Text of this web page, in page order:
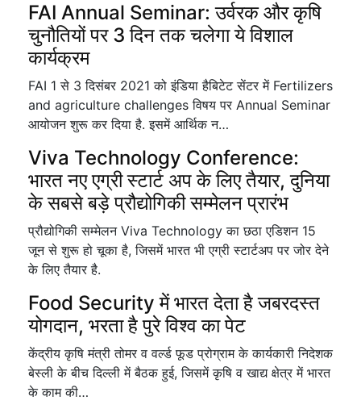
FAI Annual Seminar: उर्वरक और कृषि
चुनौतियों पर 3 दिन तक चलेगा ये विशाल
कार्यक्रम
FAI 1 से 3 दिसंबर 2021 को इंडिया हैबिटेट सेंटर में Fertilizers
and agriculture challenges विषय पर Annual Seminar
आयोजन शुरू कर दिया है. इसमें आर्थिक न…
Viva Technology Conference:
भारत नए एग्री स्टार्ट अप के लिए तैयार, दुनिया
के सबसे बड़े प्रौद्योगिकी सम्मेलन प्रारंभ
प्रौद्योगिकी सम्मेलन Viva Technology का छठा एडिशन 15
जून से शुरू हो चूका है, जिसमें भारत भी एग्री स्टार्टअप पर जोर देने
के लिए तैयार है.
Food Security में भारत देता है जबरदस्त
योगदान, भरता है पुरे विश्व का पेट
केंद्रीय कृषि मंत्री तोमर व वर्ल्ड फूड प्रोग्राम के कार्यकारी निदेशक
बेस्ली के बीच दिल्ली में बैठक हुई, जिसमें कृषि व खाद्य क्षेत्र में भारत
के काम की…